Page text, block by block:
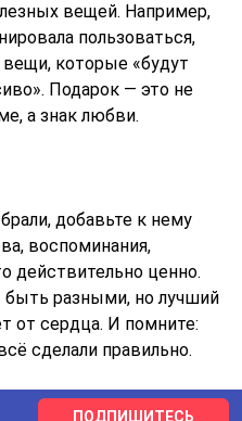
вещей. Например,
пользоваться,
которые «будут
Подарок — это не
а знак любви.
добавьте к нему
воспоминания,
действительно ценно.
быть разными, но лучший
от сердца. И помните:
сделали правильно.
ПОДПИШИТЕСЬ